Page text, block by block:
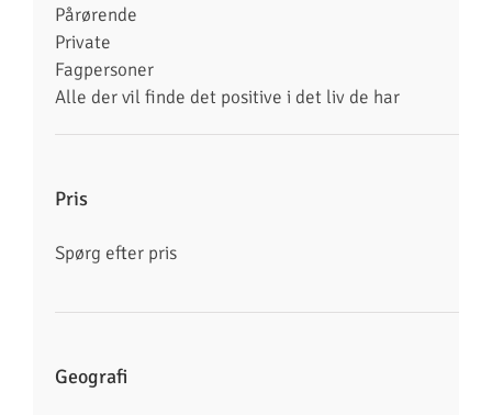
Pårørende
Private
Fagpersoner
Alle der vil finde det positive i det liv de har
Pris
Spørg efter pris
Geografi